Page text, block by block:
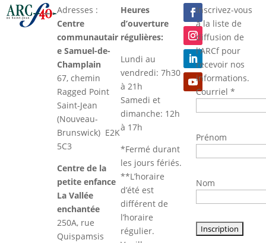
Adresses :
Centre
communautair
e Samuel-de-
Champlain
67, chemin
Ragged Point
Saint-Jean
(Nouveau-
Brunswick) E2K
5C3
Centre de la
petite enfance
La Vallée
enchantée
250A, rue
Quispamsis
Heures
d’ouverture
régulières:
Lundi au
vendredi: 7h30
à 21h
Samedi et
dimanche: 12h
à 17h
*Fermé durant
les jours fériés.
**L’horaire
d’été est
différent de
l’horaire
régulier.
Inscrivez-vous
à la liste de
diffusion de
l'ARCf pour
recevoir nos
informations.
Courriel*
Prénom
Nom